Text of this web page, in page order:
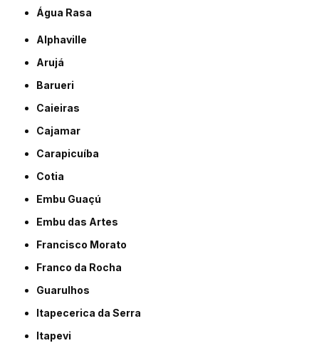
Água Rasa
Alphaville
Arujá
Barueri
Caieiras
Cajamar
Carapicuíba
Cotia
Embu Guaçú
Embu das Artes
Francisco Morato
Franco da Rocha
Guarulhos
Itapecerica da Serra
Itapevi